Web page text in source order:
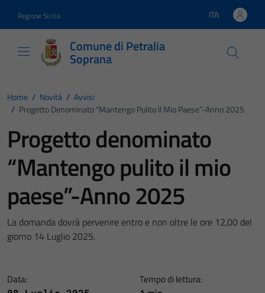
Regione Sicilia Lingua attiva:
ITA
Comune di Petralia
Soprana
Home / Novità / Avvisi
/ Progetto Denominato “Mantengo Pulito Il Mio Paese”-Anno 2025
Progetto denominato
“Mantengo pulito il mio
paese”-Anno 2025
La domanda dovrà pervenire entro e non oltre le ore 12,00 del
giorno 14 Luglio 2025.
Data: Tempo di lettura: